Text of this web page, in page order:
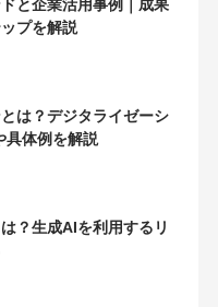
と企業活用事例｜成果
プを解説
は？デジタライゼーシ
具体例を解説
？生成AIを利用するリ